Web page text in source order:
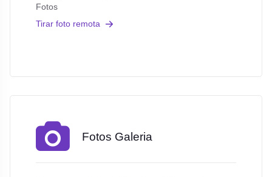
Fotos
Tirar foto remota
Fotos Galeria